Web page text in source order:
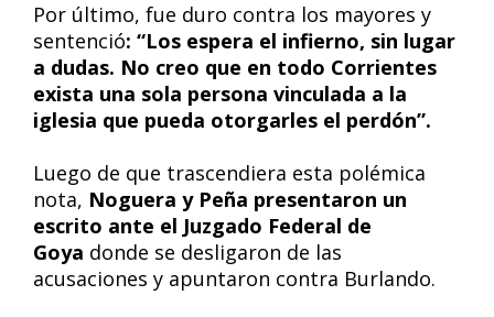
Por último, fue duro contra los mayores y
sentenció: “Los espera el infierno, sin lugar
a dudas. No creo que en todo Corrientes
exista una sola persona vinculada a la
iglesia que pueda otorgarles el perdón”.
Luego de que trascendiera esta polémica
nota, Noguera y Peña presentaron un
escrito ante el Juzgado Federal de
Goya donde se desligaron de las
acusaciones y apuntaron contra Burlando.